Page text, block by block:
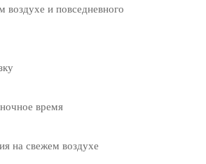
воздухе и повседневного
время
на свежем воздухе